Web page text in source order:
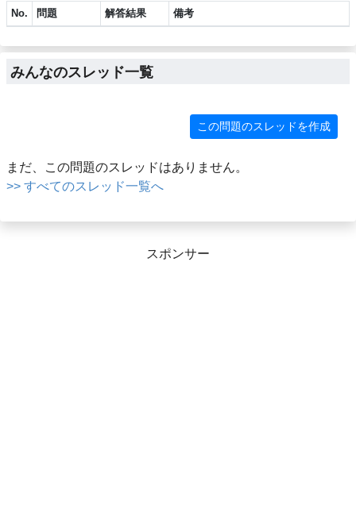
No. 問題 解答結果 備考
みんなのスレッド一覧
この問題のスレッドを作成
まだ、この問題のスレッドはありません。
>> すべてのスレッド一覧へ
スポンサー